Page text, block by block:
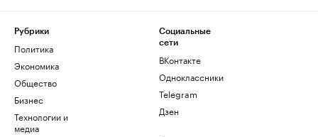
Рубрики
Политика
Экономика
Общество
Бизнес
Технологии и
медиа
Социальные
сети
ВКонтакте
Одноклассники
Telegram
Дзен